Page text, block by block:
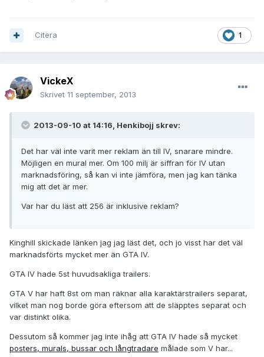
1
Citera
VickeX
Skrivet 11 september, 2013
2013-09-10 at 14:16, Henkibojj skrev:
Det har väl inte varit mer reklam än till IV, snarare mindre.
Möjligen en mural mer. Om 100 milj är siffran för IV utan
marknadsföring, så kan vi inte jämföra, men jag kan tänka
mig att det är mer.
Var har du läst att 256 är inklusive reklam?
Kinghill skickade länken jag jag läst det, och jo visst har det väl
marknadsförts mycket mer än GTA IV.
GTA IV hade 5st huvudsakliga trailers.
GTA V har haft 8st om man räknar alla karaktärstrailers separat,
vilket man nog borde göra eftersom att de släpptes separat och
var distinkt olika.
Dessutom så kommer jag inte ihåg att GTA IV hade så mycket
posters, murals, bussar och långtradare målade som V har...